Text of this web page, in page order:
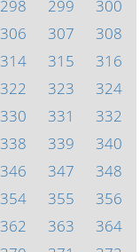
298 299
300
306 307
308
314 315
316
322 323
324
330 331
332
338 339
340
346 347
348
354 355
356
362 363
364